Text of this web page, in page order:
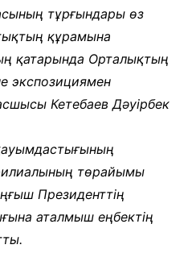
тұрғындары өз
құрамына
қатарында Орталықтың
экспозициямен
Кетебаев Дәуірбек
төрайымы
Президенттің
аталмыш еңбектің